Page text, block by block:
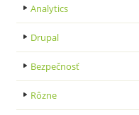
Analytics
Drupal
Bezpečnosť
Rôzne